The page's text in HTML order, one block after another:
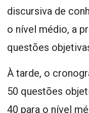
discursiva de
o nível médio, a
questões
À tarde, o
50 questões
40 para o nível